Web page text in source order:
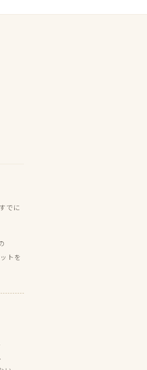
でに​
トを​